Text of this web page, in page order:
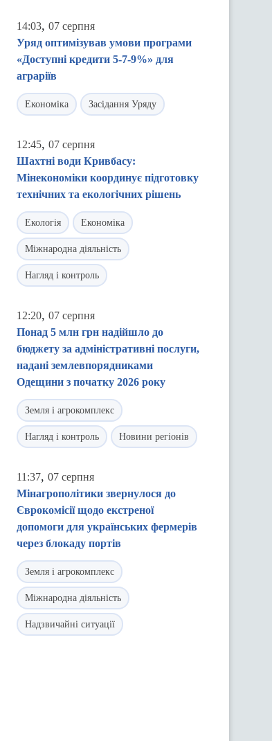
14:03, 07 серпня
Уряд оптимізував умови програми
«Доступні кредити 5-7-9%» для
аграріїв
Економіка Засідання Уряду
12:45, 07 серпня
Шахтні води Кривбасу:
Мінекономіки координує підготовку
технічних та екологічних рішень
Екологія Економіка
Міжнародна діяльність
Нагляд і контроль
12:20, 07 серпня
Понад 5 млн грн надійшло до
бюджету за адміністративні послуги,
надані землевпорядниками
Одещини з початку 2026 року
Земля і агрокомплекс
Нагляд і контроль Новини регіонів
11:37, 07 серпня
Мінагрополітики звернулося до
Єврокомісії щодо екстреної
допомоги для українських фермерів
через блокаду портів
Земля і агрокомплекс
Міжнародна діяльність
Надзвичайні ситуації